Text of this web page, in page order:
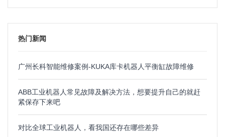
热门新闻
广州长科智能维修案例-KUKA库卡机器人平衡缸故障维修
ABB工业机器人常见故障及解决方法，想要提升自己的就赶
紧保存下来吧
对比全球工业机器人，看我国还存在哪些差异